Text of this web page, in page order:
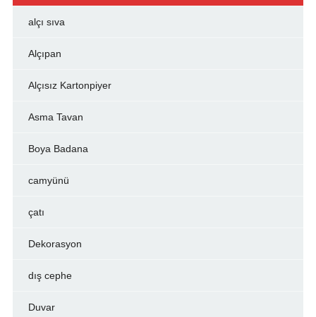
alçı sıva
Alçıpan
Alçısız Kartonpiyer
Asma Tavan
Boya Badana
camyünü
çatı
Dekorasyon
dış cephe
Duvar